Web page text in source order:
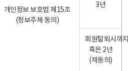
개인정보 보호법 제15조
(정보주체 동의)
3년
회원탈퇴시까
혹은 2년
(재동의)